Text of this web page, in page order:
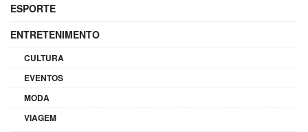
ESPORTE
ENTRETENIMENTO
CULTURA
EVENTOS
MODA
VIAGEM